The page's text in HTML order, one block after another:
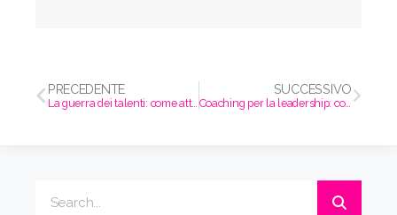
PRECEDENTE
La guerra dei talenti: come attrarre e trattenere i dipendenti migliori
SUCCESSIVO
Coaching per la leadership: come sviluppare le competenze necessarie per il successo